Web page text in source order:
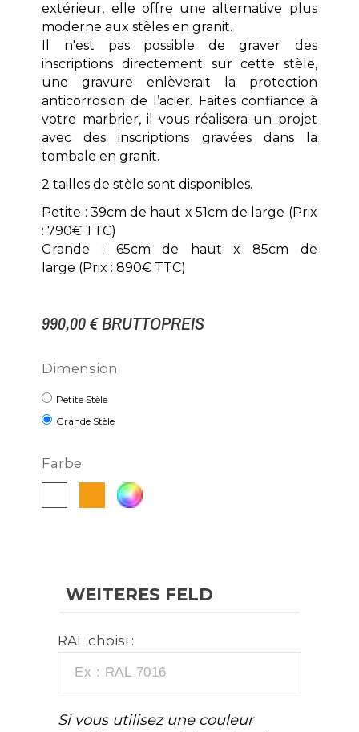
extérieur, elle offre une alternative plus
moderne aux stèles en granit.
Il n'est pas possible de graver des
inscriptions directement sur cette stèle,
une gravure enlèverait la protection
anticorrosion de l’acier. Faites confiance à
votre marbrier, il vous réalisera un projet
avec des inscriptions gravées dans la
tombale en granit.
2 tailles de stèle sont disponibles.
Petite : 39cm de haut x 51cm de large (Prix
: 790€ TTC)
Grande : 65cm de haut x 85cm de
large (Prix : 890€ TTC)
990,00 €BRUTTOPREIS
Dimension
Petite Stèle
Grande Stèle
Farbe
OrangeAutre
RAL
WEITERES FELD
RAL choisi :
Si vous utilisez une couleur